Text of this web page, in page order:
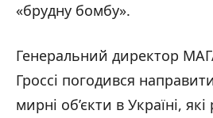
«брудну бомбу».
Генеральний директор
Гроссі погодився
мирні об’єкти в Україні, які